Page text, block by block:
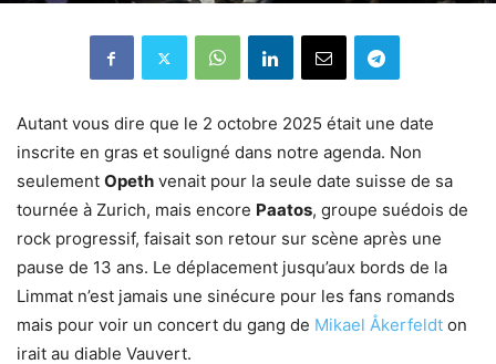
Autant vous dire que le 2 octobre 2025 était une date
inscrite en gras et souligné dans notre agenda. Non
seulement Opeth venait pour la seule date suisse de sa
tournée à Zurich, mais encore Paatos, groupe suédois de
rock progressif, faisait son retour sur scène après une
pause de 13 ans. Le déplacement jusqu’aux bords de la
Limmat n’est jamais une sinécure pour les fans romands
mais pour voir un concert du gang de Mikael Åkerfeldt on
irait au diable Vauvert.